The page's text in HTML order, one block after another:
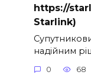
https://
Starlink)
надійним
0 68